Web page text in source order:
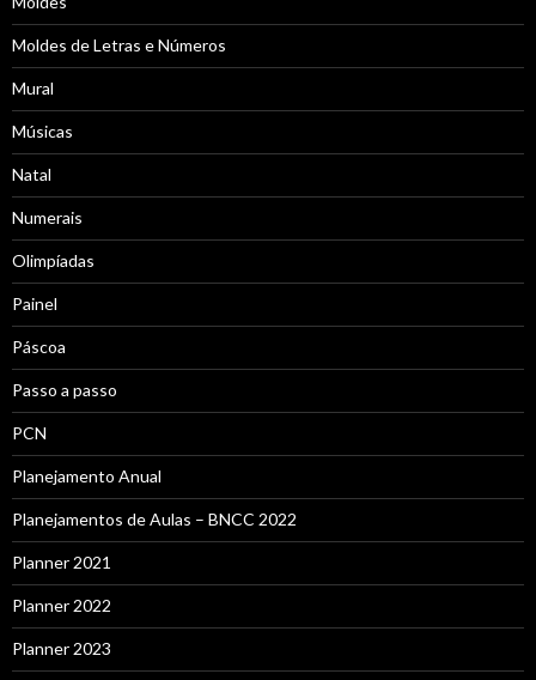
Moldes de Letras e Números
Mural
Músicas
Natal
Numerais
Olimpíadas
Painel
Páscoa
Passo a passo
PCN
Planejamento Anual
Planejamentos de Aulas – BNCC 2022
Planner 2021
Planner 2022
Planner 2023